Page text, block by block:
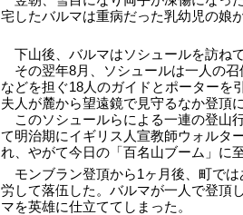
宅したバルマは重病だった乳幼児の娘
下山後、バルマはソシュールを訪ね
その翌年8月、ソシュールは一人の
などを担ぐ18人のガイドとポーターを
夫人が麓から望遠鏡で見守るなか登頂に
このソシュールらによる一連の登山
て明治期にイギリス人宣教師ウォルタ
れ、やがて今日の「百名山ブーム」に
モンブラン登頂から1ヶ月後、町で
労して落伍した。バルマが一人で登頂
マを英雄に仕立ててしまった。